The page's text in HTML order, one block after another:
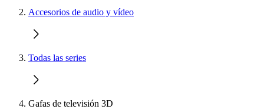
Accesorios de audio y vídeo
Todas las series
Gafas de televisión 3D